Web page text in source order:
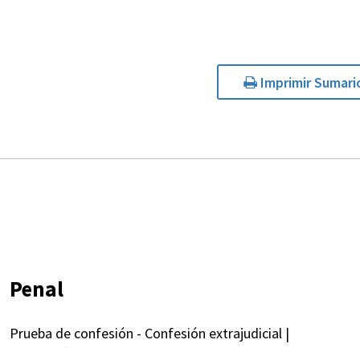
Imprimir
Penal
Prueba de confesión - Confesión extrajudicial |